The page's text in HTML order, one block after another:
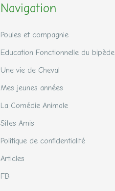
Navigation
Poules et compagnie
Education Fonctionnelle du bipède
Une vie de Cheval
Mes jeunes années
La Comédie Animale
Sites Amis
Politique de confidentialité
Articles
FB